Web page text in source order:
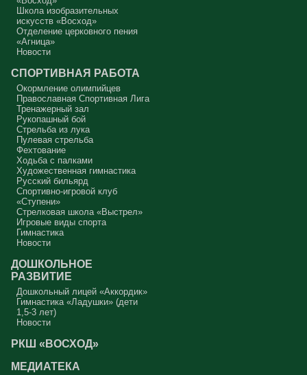
Протоиерей Андрей Алексеев
Школа изобразительных
искусств «Восход»
Отделение церковного пения
«Агница»
Новости
СПОРТИВНАЯ РАБОТА
Окормление олимпийцев
Православная Спортивная Лига
Тренажерный зал
Рукопашный бой
Стрельба из лука
Пулевая стрельба
Фехтование
Ходьба с палками
Художественная гимнастика
Русский бильярд
Спортивно-игровой клуб
«Ступени»
Стрелковая школа «Выстрел»
Игровые виды спорта
Гимнастика
Новости
ДОШКОЛЬНОЕ
РАЗВИТИЕ
Дошкольный лицей «Аккордик»
Гимнастика «Ладушки» (дети
1,5-3 лет)
Новости
РКШ «ВОСХОД»
МЕДИАТЕКА